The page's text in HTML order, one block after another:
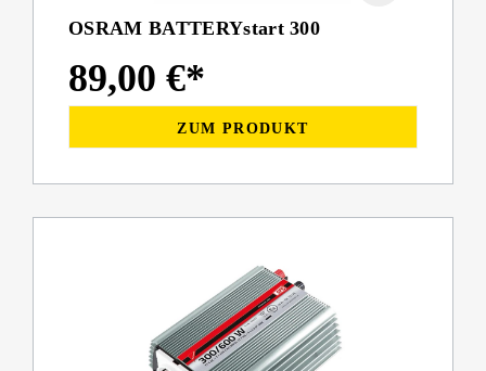
OSRAM BATTERYstart 300
89,00 €*
ZUM PRODUKT